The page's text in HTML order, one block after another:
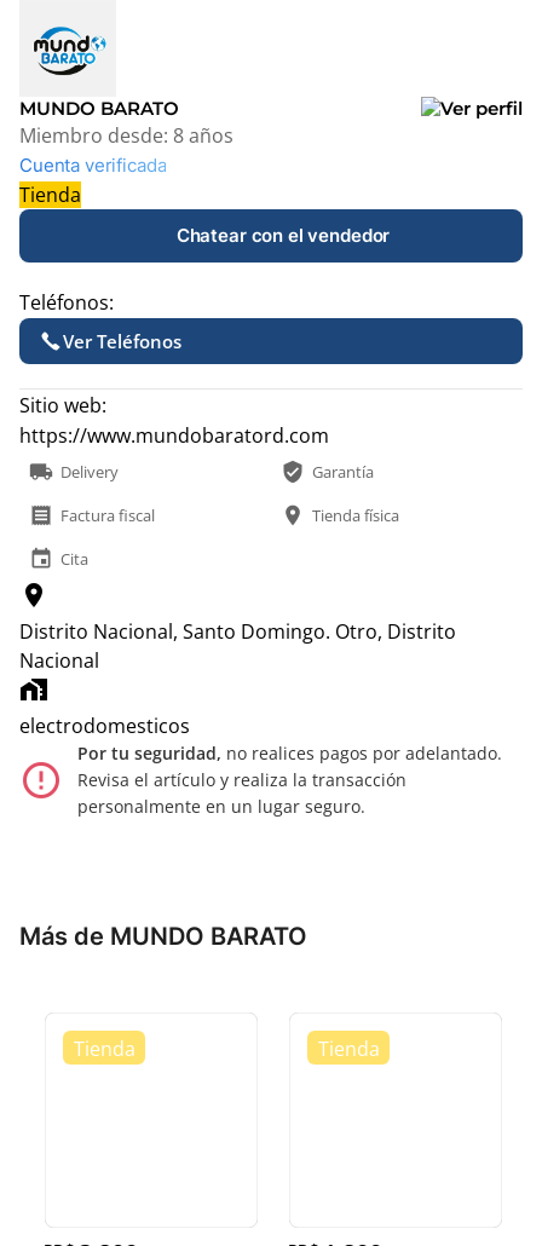
+
−
MUNDO BARATO
Miembro desde: 8 años
Cuenta verificada
Tienda
Chatear con el vendedor
Teléfonos:
Ver Teléfonos
Sitio web:
https://www.mundobaratord.com
local_shipping Delivery verified_user Garantía
receipt Factura fiscal location_on Tienda física
event Cita
location_on
Distrito Nacional, Santo Domingo. Otro, Distrito
Nacional
home_work
electrodomesticos
error_outline
Por tu seguridad, no realices pagos por adelantado.
Revisa el artículo y realiza la transacción
personalmente en un lugar seguro.
Más de MUNDO BARATO